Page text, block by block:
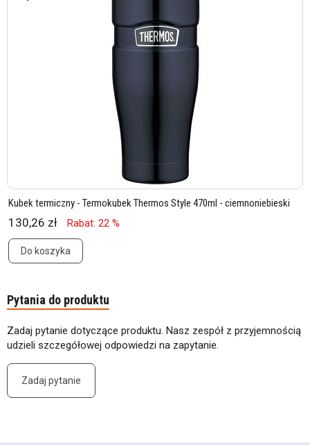
Kubek termiczny - Termokubek Thermos Style 470ml - ciemnoniebieski
130,26 zł Rabat: 22 %
Do koszyka
Pytania do produktu
Zadaj pytanie dotyczące produktu. Nasz zespół z przyjemnością
udzieli szczegółowej odpowiedzi na zapytanie.
Zadaj pytanie